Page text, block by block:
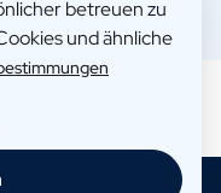
betreuen zu
und ähnliche